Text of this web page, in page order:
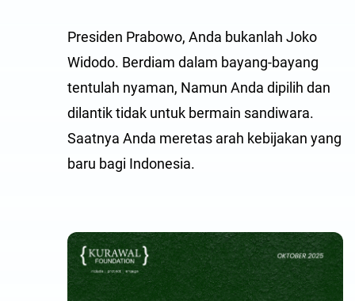
Presiden Prabowo, Anda bukanlah Joko
Widodo. Berdiam dalam bayang-bayang
tentulah nyaman, Namun Anda dipilih dan
dilantik tidak untuk bermain sandiwara.
Saatnya Anda meretas arah kebijakan yang
baru bagi Indonesia.